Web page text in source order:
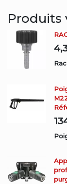
Produits